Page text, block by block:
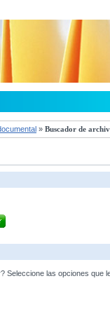
» Buscador de
Seleccione las opciones que